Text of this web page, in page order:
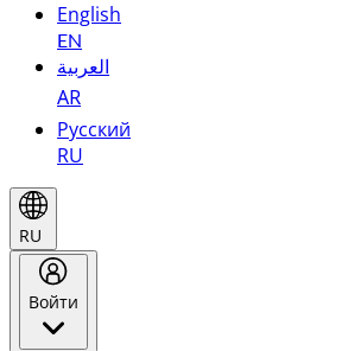
English
EN
العربية
AR
Русский
RU
RU
Войти